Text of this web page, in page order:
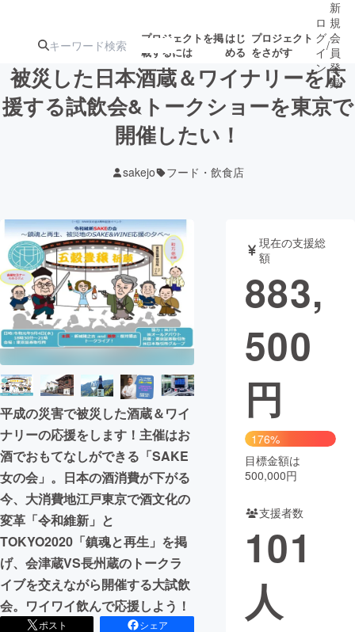
プロジェクトを掲
載するには
はじ
める
プロジェクト
をさがす
注目の新着プロ募集終了が近いプ
テクノロジー・ガジェット
映像・映画 書籍・雑誌
ビジネス・起業 チャレンジ
まちづくり・地域活性化
CAMPFIRE for Social Good
CAMPFIRE Creation
CAMPFIREふるさと納税machi-ya コミュニティ
ロ
グ
イ
ン
/
新
規
会
員
登
録
被災した日本酒蔵＆ワイナリーを応
援する試飲会&トークショーを東京で
開催したい！
sakejo フード・飲食店
平成の災害で被災した酒蔵＆ワイ
ナリーの応援をします！主催はお
酒でおもてなしができる「SAKE
女の会」。日本の酒消費が下がる
今、大消費地江戸東京で酒文化の
変革「令和維新」と
TOKYO2020「鎮魂と再生」を掲
げ、会津蔵VS長州蔵のトークラ
イブを交えながら開催する大試飲
会。ワイワイ飲んで応援しよう！
ポスト
シェア
現在の支援総
額
883,
500
円
176%
目標金額は
500,000円
支援者数
101
人